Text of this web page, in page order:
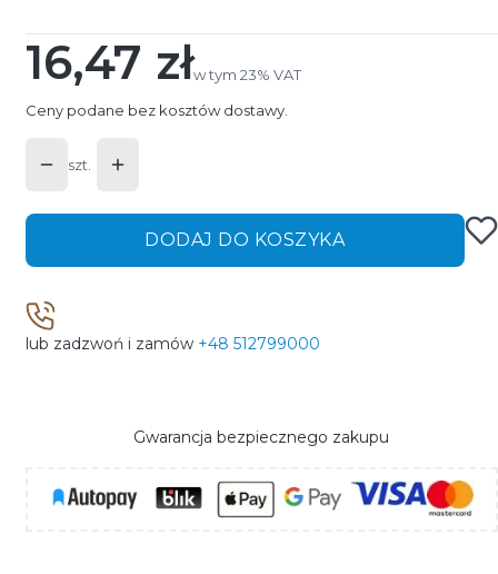
Cena
16,47 złw tym 23% VAT
w tym 23% VAT
Ceny podane bez kosztów dostawy.
szt.
DODAJ DO KOSZYKA
lub zadzwoń i zamów +48 512799000
Gwarancja bezpiecznego zakupu